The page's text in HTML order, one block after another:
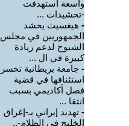
واسعة استهدفت
-تحشيدات ...
- هيغسيث يحشد
الجمهوريين في مجلس
الشيوخ لدعم زيادة
كبيرة في ال ...
- جامعة بريطانية تخسر
استئنافها في قضية
فصل أكاديمي بسبب
انتقا ...
- تهديد إيراني بـ-إغراق
الخليج في الظلام-..